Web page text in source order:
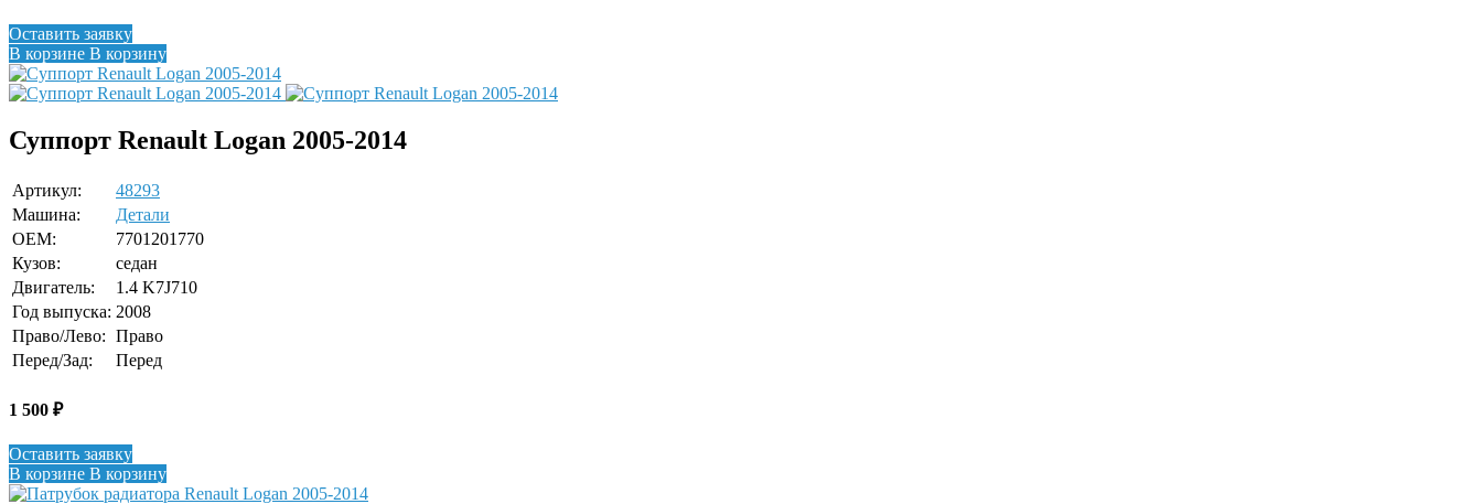
Оставить заявку
В корзине В корзину
Суппорт Renault Logan 2005-2014
Артикул:
48293
Машина:
Детали
OEM:
7701201770
Кузов:
седан
Двигатель:
1.4 K7J710
Год выпуска: 2008
Право/Лево: Право
Перед/Зад:
Перед
1 500 ₽
Оставить заявку
В корзине В корзину